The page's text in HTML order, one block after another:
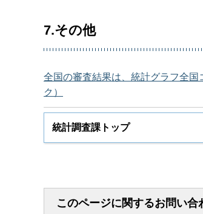
7.その他
全国の審査結果は、統計グラフ全
ク）
統計調査課トップ
このページに関するお問い合